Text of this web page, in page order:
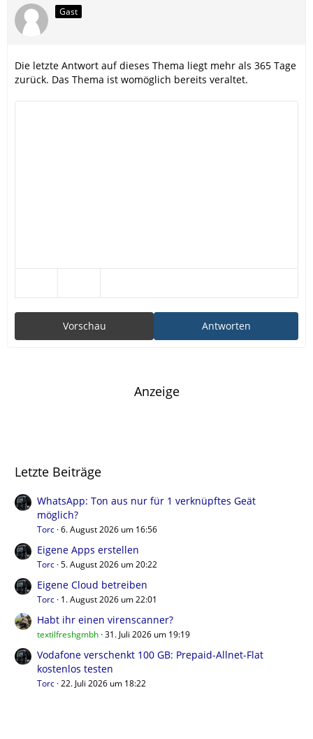
Gast
Die letzte Antwort auf dieses Thema liegt mehr als 365 Tage
zurück. Das Thema ist womöglich bereits veraltet.
Antworten
Vorschau
Anzeige
Letzte Beiträge
WhatsApp: Ton aus nur für 1 verknüpftes Geät
möglich?
Torc 6. August 2026 um 16:56
Eigene Apps erstellen
Torc 5. August 2026 um 20:22
Eigene Cloud betreiben
Torc 1. August 2026 um 22:01
Habt ihr einen virenscanner?
textilfreshgmbh 31. Juli 2026 um 19:19
Vodafone verschenkt 100 GB: Prepaid-Allnet-Flat
kostenlos testen
Torc 22. Juli 2026 um 18:22